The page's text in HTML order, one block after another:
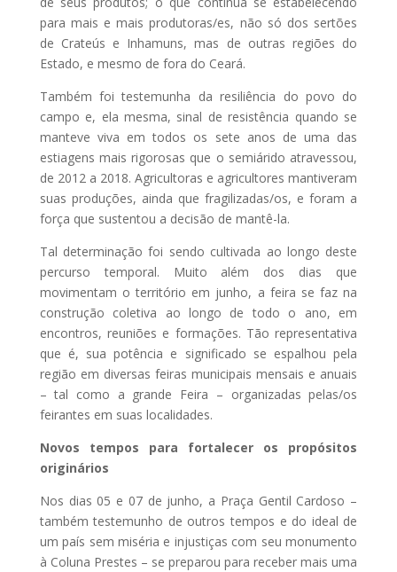
para mais e mais produtoras/es, não só dos sertões
de Crateús e Inhamuns, mas de outras regiões do
Estado, e mesmo de fora do Ceará.
Também foi testemunha da resiliência do povo do
campo e, ela mesma, sinal de resistência quando se
manteve viva em todos os sete anos de uma das
estiagens mais rigorosas que o semiárido atravessou,
de 2012 a 2018. Agricultoras e agricultores mantiveram
suas produções, ainda que fragilizadas/os, e foram a
força que sustentou a decisão de mantê-la.
Tal determinação foi sendo cultivada ao longo deste
percurso temporal. Muito além dos dias que
movimentam o território em junho, a feira se faz na
construção coletiva ao longo de todo o ano, em
encontros, reuniões e formações. Tão representativa
que é, sua potência e significado se espalhou pela
região em diversas feiras municipais mensais e anuais
– tal como a grande Feira – organizadas pelas/os
feirantes em suas localidades.
Novos tempos para fortalecer os propósitos
originários
Nos dias 05 e 07 de junho, a Praça Gentil Cardoso –
também testemunho de outros tempos e do ideal de
um país sem miséria e injustiças com seu monumento
à Coluna Prestes – se preparou para receber mais uma